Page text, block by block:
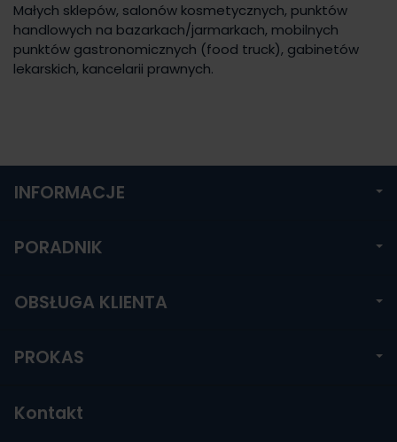
Małych sklepów, salonów kosmetycznych, punktów
handlowych na bazarkach/jarmarkach, mobilnych
punktów gastronomicznych (food truck), gabinetów
lekarskich, kancelarii prawnych.
INFORMACJE
PORADNIK
OBSŁUGA KLIENTA
PROKAS
Kontakt